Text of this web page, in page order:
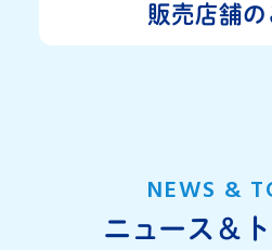
販売店舗の
NEWS &
ニュース＆